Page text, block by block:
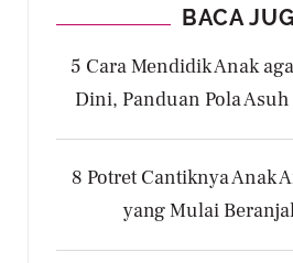
BACA
5 Cara Mendidik Anak
Dini, Panduan Pola
8 Potret Cantiknya Anak
yang Mulai